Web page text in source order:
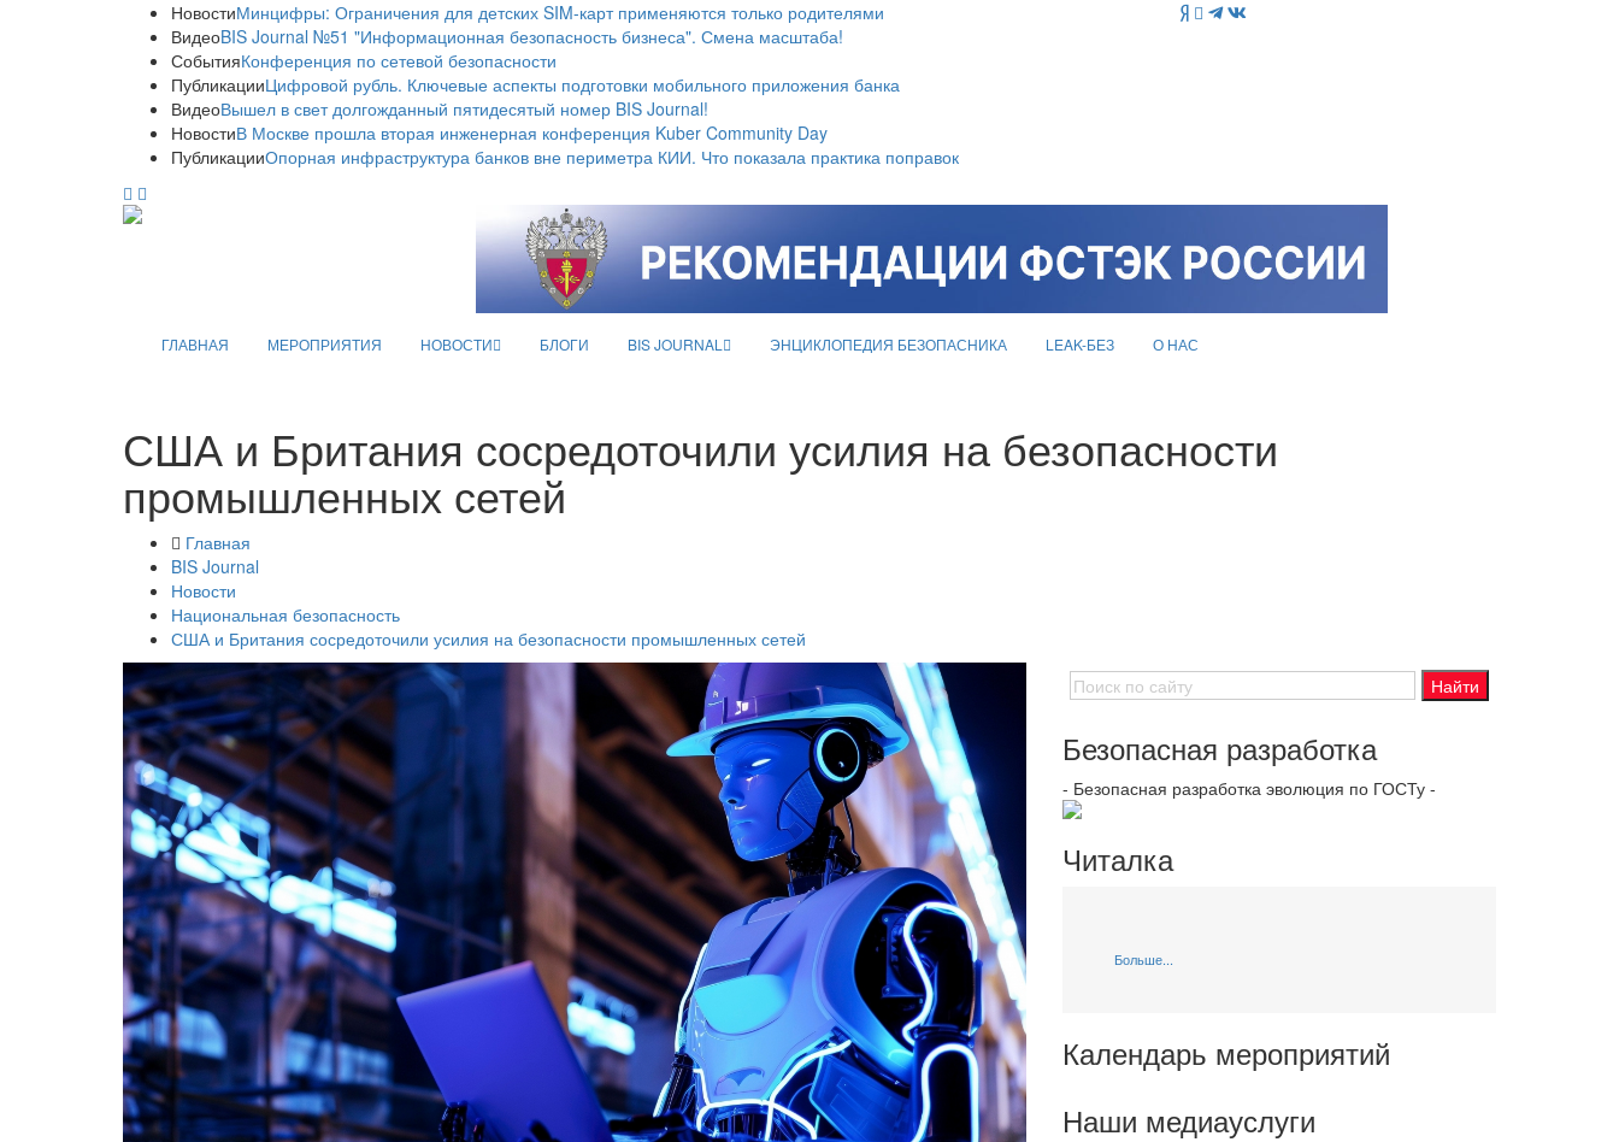
НовостиМинцифры: Ограничения для детских SIM-карт применяются только родителями
ВидеоBIS Journal №51 "Информационная безопасность бизнеса". Смена масштаба!
СобытияКонференция по сетевой безопасности
ПубликацииЦифровой рубль. Ключевые аспекты подготовки мобильного приложения банка
ВидеоВышел в свет долгожданный пятидесятый номер BIS Journal!
НовостиВ Москве прошла вторая инженерная конференция Kuber Community Day
ПубликацииОпорная инфраструктура банков вне периметра КИИ. Что показала практика поправок
ГЛАВНАЯ МЕРОПРИЯТИЯ НОВОСТИ БЛОГИ BIS JOURNAL ЭНЦИКЛОПЕДИЯ БЕЗОПАСНИКА LEAK-БЕЗ О НАС
США и Британия сосредоточили усилия на безопасности
промышленных сетей
Главная
BIS Journal
Новости
Национальная безопасность
США и Британия сосредоточили усилия на безопасности промышленных сетей
Безопасная разработка
- Безопасная разработка эволюция по ГОСТу -
Читалка
Больше...
Календарь мероприятий
Наши медиауслуги